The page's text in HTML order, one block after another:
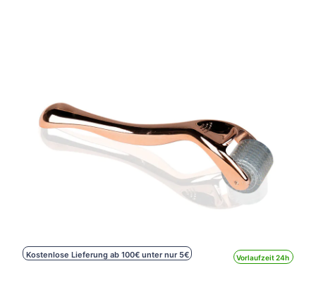
Kostenlose Lieferung ab 100€ unter nur 5€ Vorlaufzeit 24h